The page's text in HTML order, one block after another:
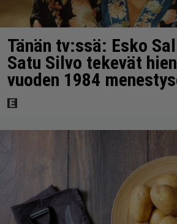
Tänän tv:ssä: Esko
Satu Silvo tekevät
vuoden 1984